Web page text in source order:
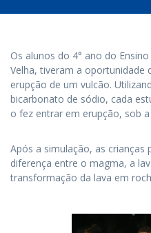
Os alunos do 4° ano do
Velha, tiveram a oportunidade
erupção de um vulcão.
bicarbonato de sódio, cada
o fez entrar em erupção, sob
Após a simulação, as
diferença entre o magma, a
transformação da lava em